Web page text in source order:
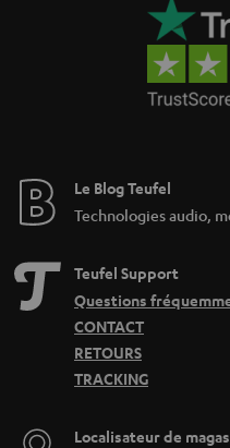
Le Blog Teufel
Technologies audio,
Teufel Support
Questions
CONTACT
RETOURS
TRACKING
Localisateur de